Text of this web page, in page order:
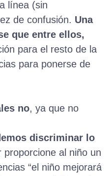
línea (sin
de confusión. Una
que entre ellos,
para el resto de la
para ponerse de
no, ya que no
discriminar lo
al niño un
“el niño mejorará